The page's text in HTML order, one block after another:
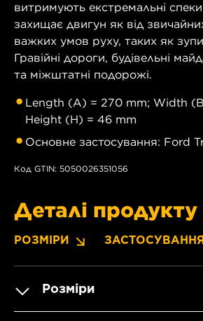
витримують екстремальні
захищає двигун як від
важких умов руху, таких як
Гравійні дороги, будівельні
та міжштатні подорожі.
Length (A) = 270 mm; Width
Height (H) = 46 mm
Основне застосування: Ford
Код GTIN: 5050026351056
Деталі продукту
РОЗМІРИ
Розміри